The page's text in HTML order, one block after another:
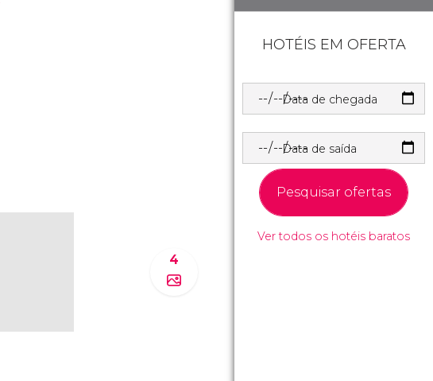
4
HOTÉIS EM OFERTA
Data de chegada
Data de saída
Pesquisar ofertas
Ver todos os hotéis baratos